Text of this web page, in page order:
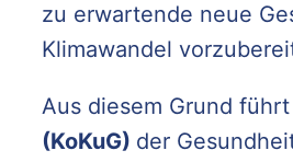
zu erwartende neue
Klimawandel
Aus diesem Grund
(KoKuG) der